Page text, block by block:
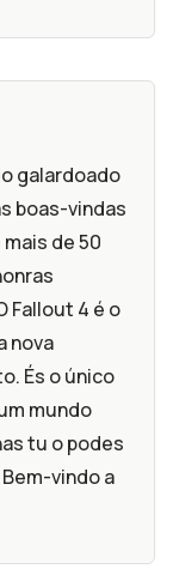
galardoado
boas-vindas
de 50
Fallout 4 é o
nova
És o único
mundo
tu o podes
vindo a